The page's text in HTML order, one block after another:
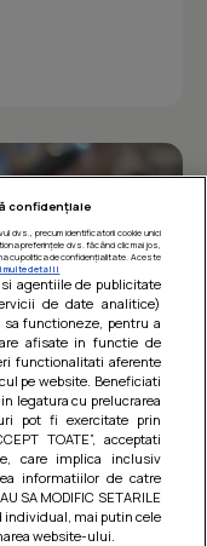
rosu
confidențiale
dvs., precum identificatorii cookie unici
preferințele dvs. făcând clic mai jos,
cu politica de confidențialitate. Aceste
multe detalii
agentiile de publicitate
de date analitice)
functioneze, pentru a
afisate in functie de
functionalitati aferente
pe website. Beneficiati
legatura cu prelucrarea
pot fi exercitate prin
TOATE”, acceptati
care implica inclusiv
informatiilor de catre
SA MODIFIC SETARILE
individual, mai putin cele
website-ului.